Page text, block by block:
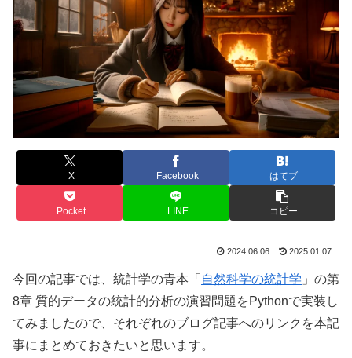
X Facebook はてブ
Pocket LINE コピー
2024.06.06 2025.01.07
今回の記事では、統計学の青本「 自然科学の統計学 」の第
8章 質的データの統計的分析の演習問題をPythonで実装し
てみましたので、それぞれのブログ記事へのリンクを本記
事にまとめておきたいと思います。